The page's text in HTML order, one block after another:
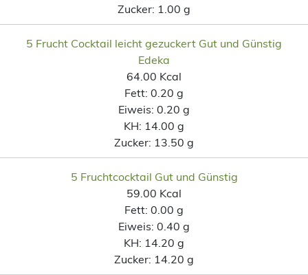
Zucker: 1.00 g
5 Frucht Cocktail leicht gezuckert Gut und Günstig
Edeka
64.00 Kcal
Fett: 0.20 g
Eiweis: 0.20 g
KH: 14.00 g
Zucker: 13.50 g
5 Fruchtcocktail Gut und Günstig
59.00 Kcal
Fett: 0.00 g
Eiweis: 0.40 g
KH: 14.20 g
Zucker: 14.20 g